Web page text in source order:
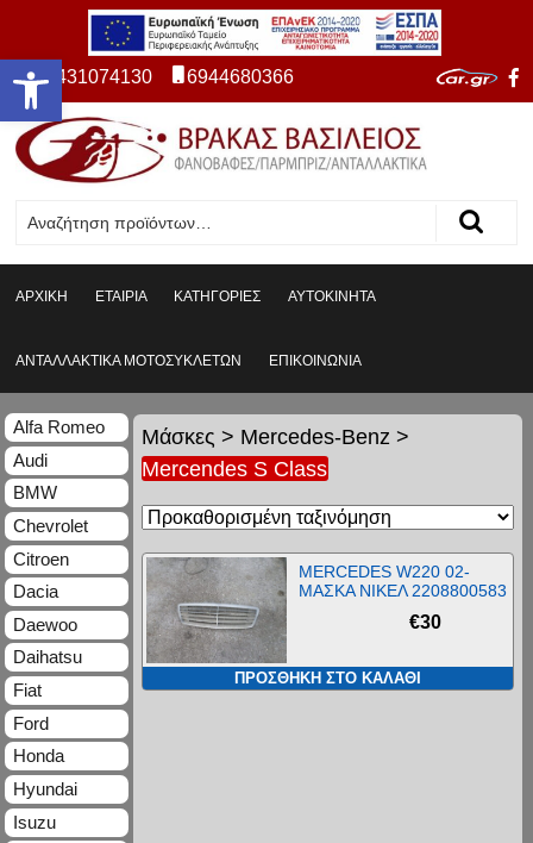
Ανοίξτε τη γραμμή εργαλείων 2431074130 6944680366
ΑΡΧΙΚΗ ΕΤΑΙΡΙΑ ΚΑΤΗΓΟΡΙΕΣ ΑΥΤΟΚΙΝΗΤΑ
ΑΝΤΑΛΛΑΚΤΙΚΑ ΜΟΤΟΣΥΚΛΕΤΩΝ ΕΠΙΚΟΙΝΩΝΙΑ
Μάσκες > Mercedes-Benz>
Mercendes S Class
MERCEDES W220 02-
ΜΑΣΚΑ ΝΙΚΕΛ 2208800583
€30
ΠΡΟΣΘΉΚΗ ΣΤΟ ΚΑΛΆΘΙ
Alfa Romeo
Audi
BMW
Chevrolet
Citroen
Dacia
Daewoo
Daihatsu
Fiat
Ford
Honda
Hyundai
Isuzu